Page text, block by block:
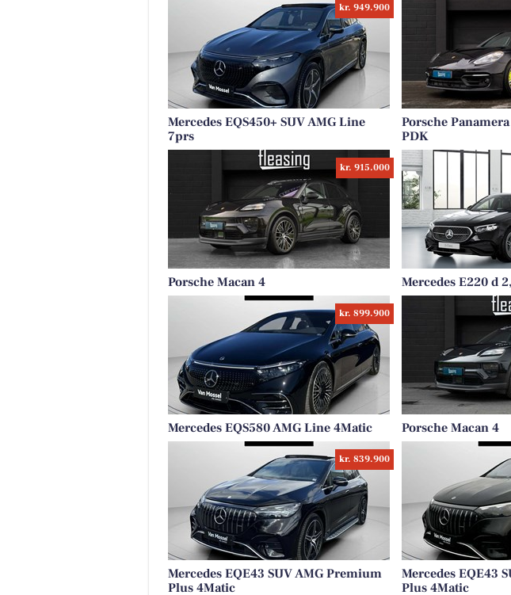
kr. 949.900
Mercedes EQS450+ SUV AMG Line
7prs
Porsche
PDK
kr. 915.000
Porsche Macan 4 Mercedes E220 d
kr. 899.900
Mercedes EQS580 AMG Line 4Matic Porsche Macan 4
kr. 839.900
Mercedes EQE43 SUV AMG Premium
Plus 4Matic
Mercedes EQE43
Plus 4Matic